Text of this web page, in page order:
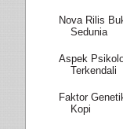
Nova Rilis
Sedunia
Aspek
Terkendali
Faktor
Kopi